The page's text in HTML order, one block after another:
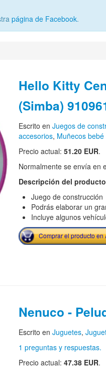
página de Facebook.
Hello Kitty
(Simba)
Escrito en Juegos de
accesorios, Muñecos bebé
Precio actual: 51.20 EUR.
Normalmente se envía en
Descripción del producto
Juego de construcción
Podrás elaborar un
Incluye algunos
Comprar el producto en
Nenuco -
Escrito en Juguetes,
1 preguntas y respuestas.
Precio actual: 47.38 EUR.